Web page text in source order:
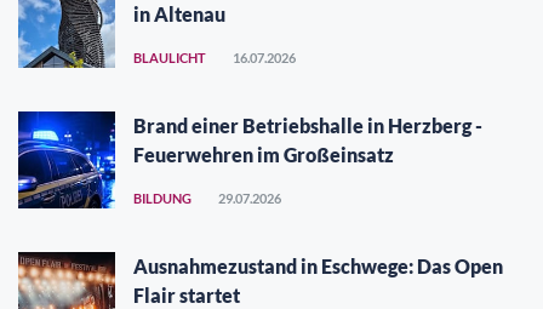
in Altenau
BLAULICHT 16.07.2026
Brand einer Betriebshalle in Herzberg -
Feuerwehren im Großeinsatz
BILDUNG 29.07.2026
Ausnahmezustand in Eschwege: Das Open
Flair startet